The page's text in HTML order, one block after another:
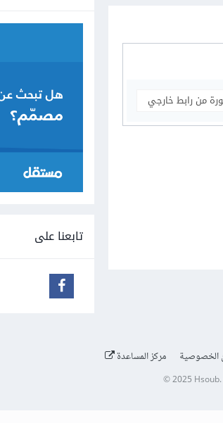
من رابط خارجي
تابعنا على
الخصوصية مركز المساعدة
© 2025 Hsoub.